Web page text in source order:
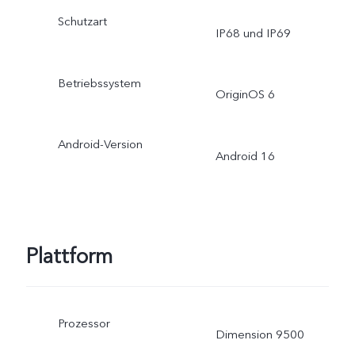
Schutzart
IP68 und IP69
Betriebssystem
OriginOS 6
Android-Version
Android 16
Plattform
Prozessor
Dimension 9500